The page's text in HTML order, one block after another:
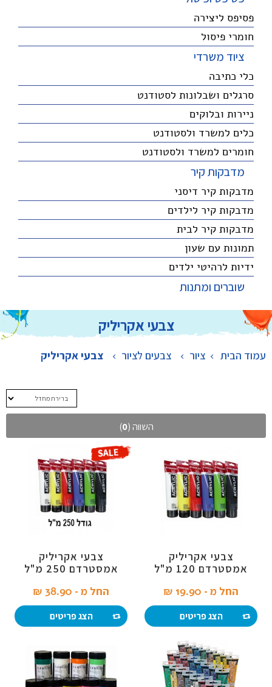
פסיפס ליצירה
חומרי פיסול
ציוד משרדי
כלי כתיבה
סרגלים ושבלונות לסטודנט
ניירות ובלוקים
כלים למשרד ולסטודנט
חומרים למשרד ולסטודנט
מדבקות קיר
מדבקות קיר דיסני
מדבקות קיר לילדים
מדבקות קיר לבית
תמונות עם שעון
ידיות לרהיטי ילדים
שוברים ומתנות
צבעי אקריליק
עמוד הבית ציור > צבעים לציור > צבעי אקריליק
השווה (0
)
צבעי אקריליק
אמסטרדם 120 מ"ל
החל מ - 19.90 ₪‎
הצג פריטים
צבעי אקריליק
אמסטרדם 250 מ"ל
החל מ - 38.90 ₪‎
הצג פריטים